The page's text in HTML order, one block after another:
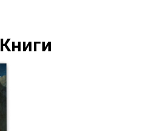
Книги